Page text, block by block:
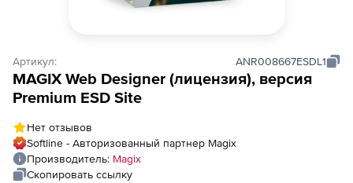
Артикул: ANR008667ESDL1
MAGIX Web Designer (лицензия), версия
Premium ESD Site
Нет отзывов
Softline - Авторизованный партнер Magix
Производитель: Magix
Скопировать ссылку